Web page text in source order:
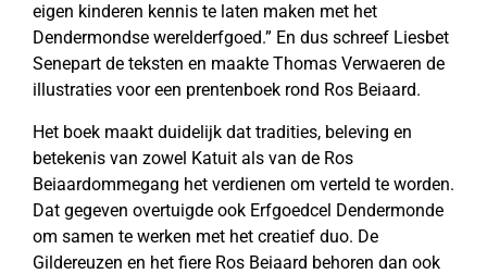
eigen kinderen kennis te laten maken met het
Dendermondse werelderfgoed.” En dus schreef Liesbet
Senepart de teksten en maakte Thomas Verwaeren de
illustraties voor een prentenboek rond Ros Beiaard.
Het boek maakt duidelijk dat tradities, beleving en
betekenis van zowel Katuit als van de Ros
Beiaardommegang het verdienen om verteld te worden.
Dat gegeven overtuigde ook Erfgoedcel Dendermonde
om samen te werken met het creatief duo. De
Gildereuzen en het fiere Ros Beiaard behoren dan ook